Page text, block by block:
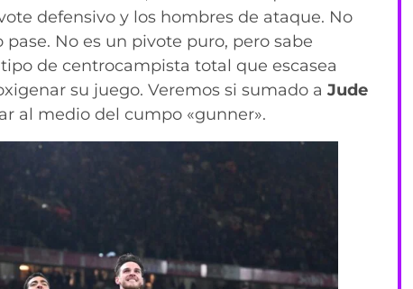
defensivo y los hombres de ataque. No
No es un pivote puro, pero sabe
de centrocampista total que escasea
su juego. Veremos si sumado a Jude
al medio del cumpo «gunner».